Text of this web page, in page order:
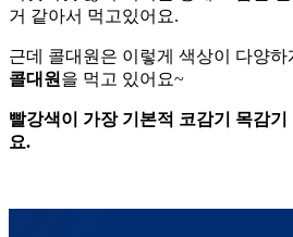
거 같아서 먹고있어요.
근데 콜대원은 이렇게 색상이 다양하
콜대원 을 먹고 있어요~
빨강색이 가장 기본적 코감기 목감기
요.